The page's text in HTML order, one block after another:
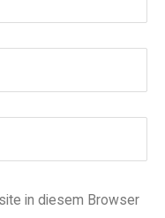
in diesem Browser